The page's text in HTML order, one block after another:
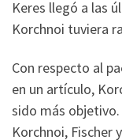
Keres llegó a las
Korchnoi tuviera
Con respecto al
en un artículo,
sido más
Korchnoi, Fischer